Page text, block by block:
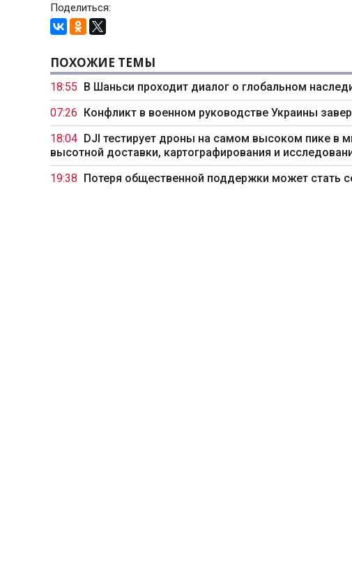
Поделиться:
ПОХОЖИЕ ТЕМЫ
18:55 В Шаньси проходит диалог о глобальном
07:26 Конфликт в военном руководстве Украины
18:04 DJI тестирует дроны на самом высоком пике в
высотной доставки, картографирования и
19:38 Потеря общественной поддержки может стать